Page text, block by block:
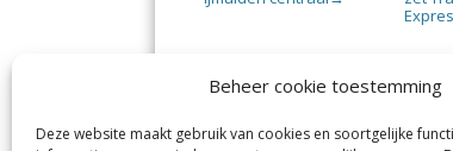
Beheer cookie toestemming
Deze website maakt gebruik van cookies en soortgelijke